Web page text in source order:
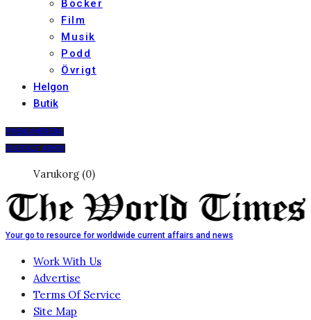
Böcker
Film
Musik
Podd
Övrigt
Helgon
Butik
PRENUMERERA
DIGITALT ARKIV
Varukorg (0)
Your go to resource for worldwide current affairs and news
Work With Us
Advertise
Terms Of Service
Site Map